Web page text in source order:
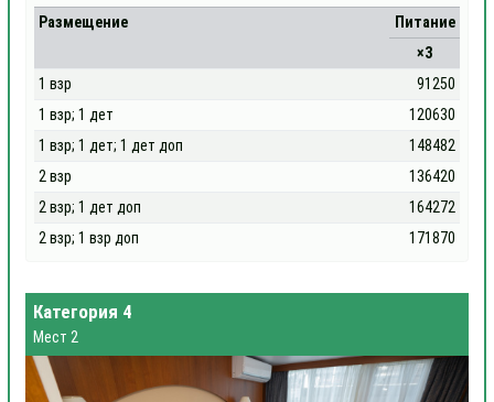
Размещение
Питание
×3
1 взр
91250
1 взр; 1 дет
120630
1 взр; 1 дет; 1 дет доп
148482
2 взр
136420
2 взр; 1 дет доп
164272
2 взр; 1 взр доп
171870
Категория 4
Мест 2